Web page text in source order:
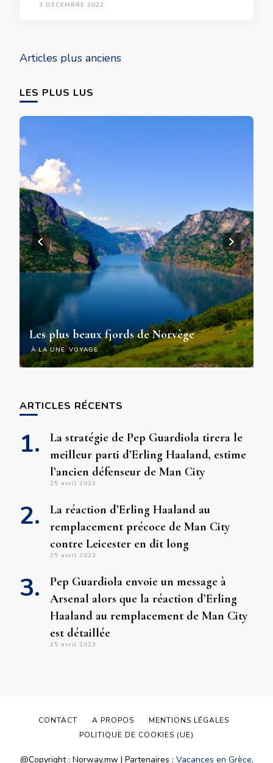
3 DÉCEMBRE 2022
Navigation
articles
Articles plus anciens
LES PLUS LUS
À LA UNE VOYAGE
Les plus beaux fjords de Norvège
ARTICLES RÉCENTS
La stratégie de Pep Guardiola tirera le
meilleur parti d’Erling Haaland, estime
l’ancien défenseur de Man City
25 avril 2023
La réaction d’Erling Haaland au
remplacement précoce de Man City
contre Leicester en dit long
25 avril 2023
Pep Guardiola envoie un message à
Arsenal alors que la réaction d’Erling
Haaland au remplacement de Man City
est détaillée
25 avril 2023
@Copyright : Norway.mw | Partenaires : Vacances en Grèce,
CONTACT A PROPOS
MENTIONS LÉGALES
POLITIQUE DE COOKIES (UE)